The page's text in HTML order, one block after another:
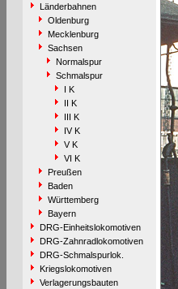
Länderbahnen
Oldenburg
Mecklenburg
Sachsen
Normalspur
Schmalspur
I K
II K
III K
IV K
V K
VI K
Preußen
Baden
Württemberg
Bayern
DRG-Einheitslokomotiven
DRG-Zahnradlokomotiven
DRG-Schmalspurlok.
Kriegslokomotiven
Verlagerungsbauten